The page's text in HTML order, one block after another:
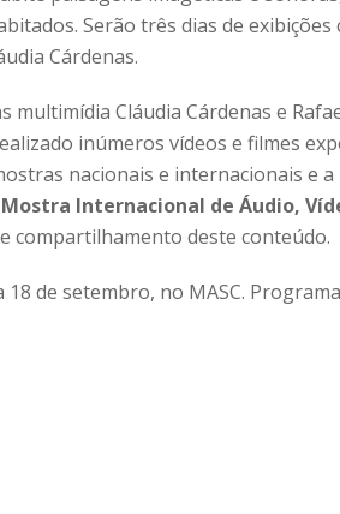
Serão três dias de
Cárdenas.
Cláudia Cárdenas e
inúmeros vídeos e filmes
nacionais e internacionais e a
Internacional de Áudio,
compartilhamento deste conteúdo.
de setembro, no MASC.